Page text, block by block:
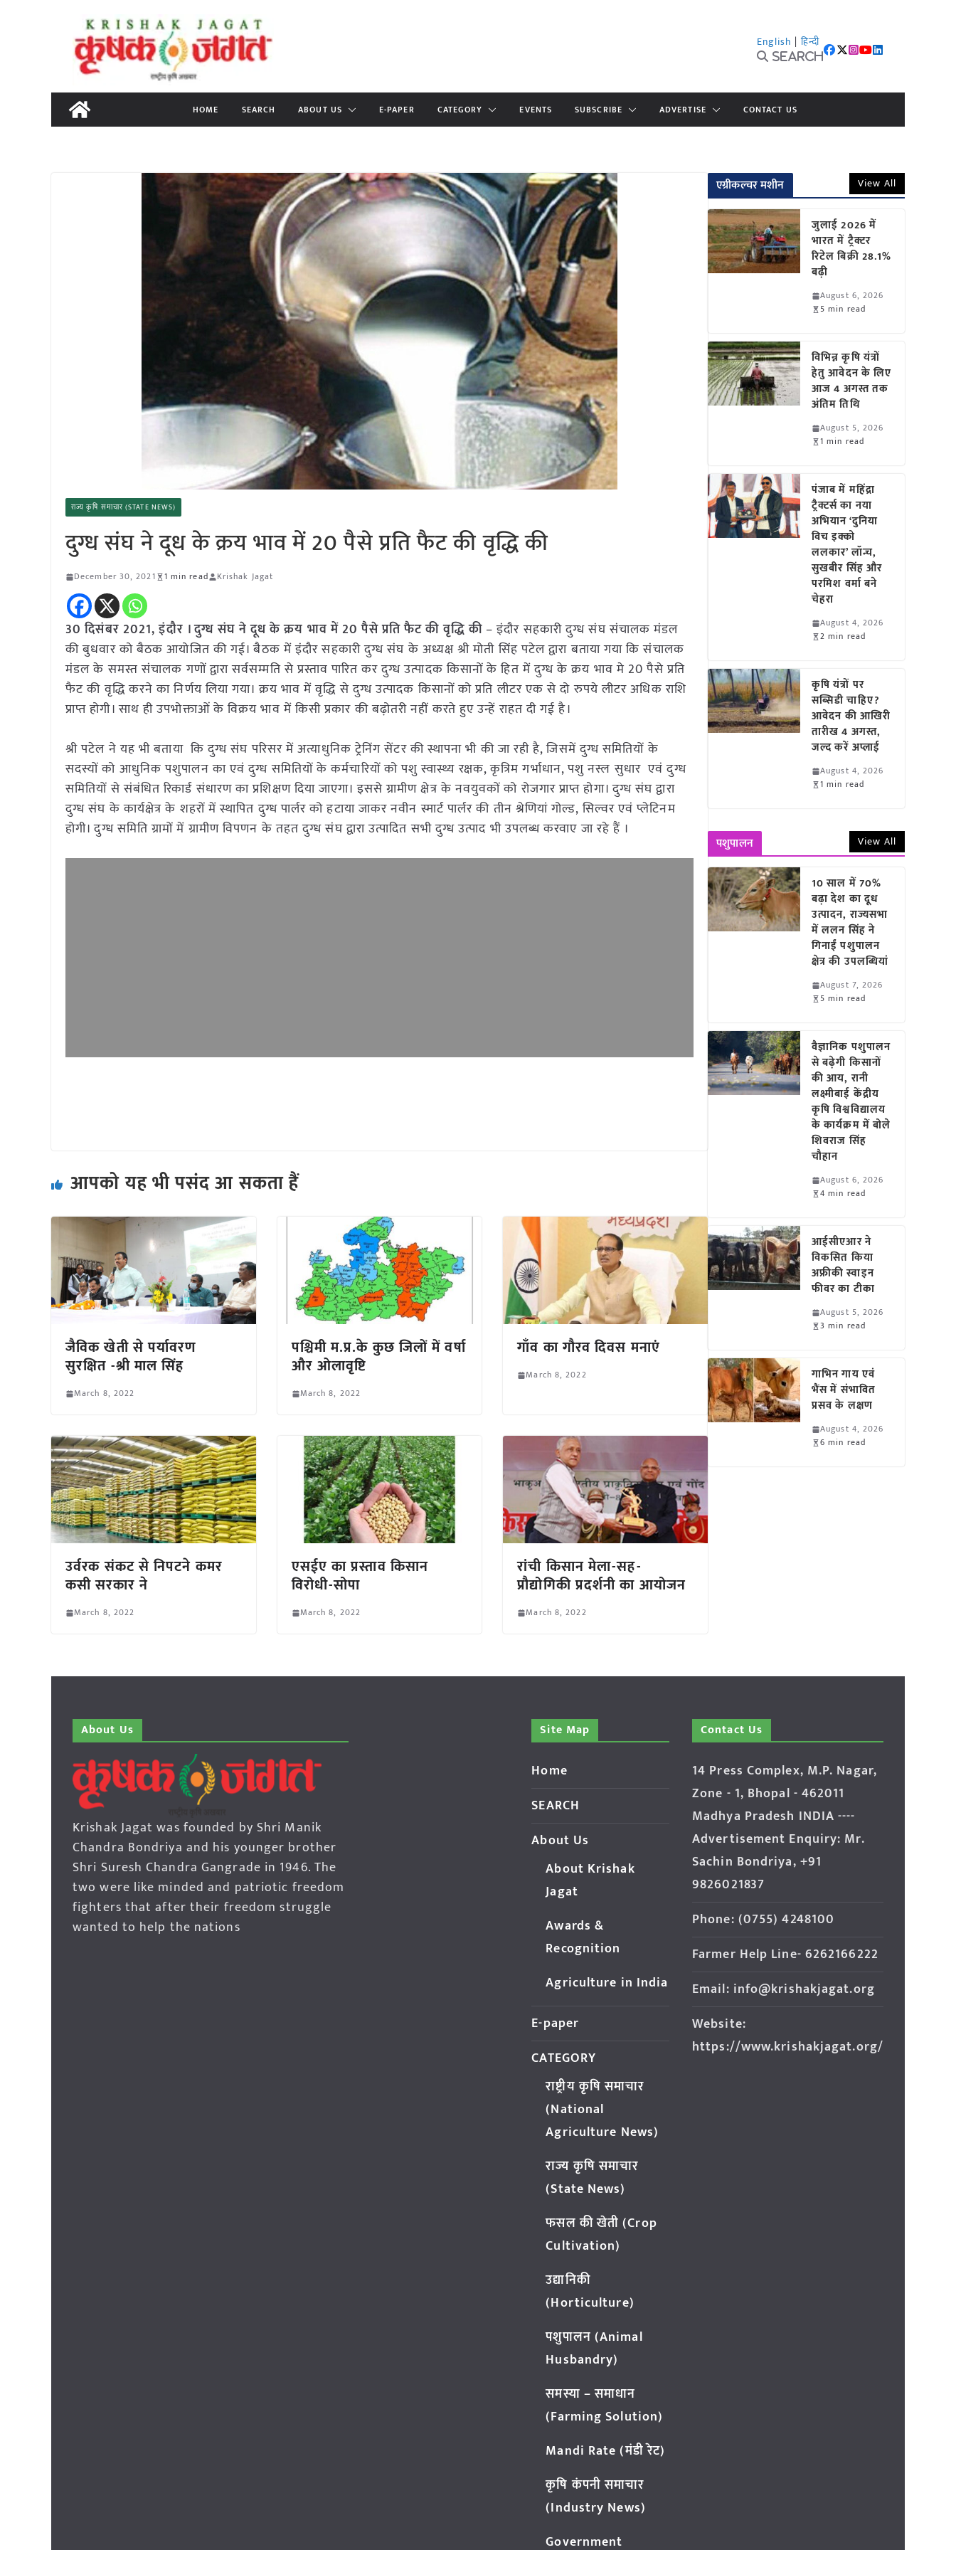
content
English | हिन्दी
Search
HOME SEARCH ABOUT US E-PAPER CATEGORY EVENTS SUBSCRIBE ADVERTISE CONTACT US
राज्य कृषि समाचार (STATE NEWS)
दुग्ध संघ ने दूध के क्रय भाव में 20 पैसे प्रति फैट की वृद्धि की
December 30, 2021 1 min read Krishak Jagat
30 दिसंबर 2021, इंदौर । दुग्ध संघ ने दूध के क्रय भाव में 20 पैसे प्रति फैट की वृद्धि की– इंदौर सहकारी दुग्ध संघ संचालक मंडल
की बुधवार को बैठक आयोजित की गई। बैठक में इंदौर सहकारी दुग्ध संघ के अध्यक्ष श्री मोती सिंह पटेल द्वारा बताया गया कि संचालक
मंडल के समस्त संचालक गणों द्वारा सर्वसम्मति से प्रस्ताव पारित कर दुग्ध उत्पादक किसानों के हित में दुग्ध के क्रय भाव मे 20 पैसे प्रति
फैट की वृद्धि करने का निर्णय लिया गया। क्रय भाव में वृद्धि से दुग्ध उत्पादक किसानों को प्रति लीटर एक से दो रुपये लीटर अधिक राशि
प्राप्त होगी। साथ ही उपभोक्ताओं के विक्रय भाव में किसी प्रकार की बढ़ोतरी नहीं करते हुए उन्हें राहत दी गई है।
श्री पटेल ने यह भी बताया कि दुग्ध संघ परिसर में अत्याधुनिक ट्रेनिंग सेंटर की स्थापना भी की जा रही है, जिसमें दुग्ध समितियों के
सदस्यों को आधुनिक पशुपालन का एवं दुग्ध समितियों के कर्मचारियों को पशु स्वास्थ्य रक्षक, कृत्रिम गर्भाधान, पशु नस्ल सुधार एवं दुग्ध
समितियों से संबंधित रिकार्ड संधारण का प्रशिक्षण दिया जाएगा। इससे ग्रामीण क्षेत्र के नवयुवकों को रोजगार प्राप्त होगा। दुग्ध संघ द्वारा
दुग्ध संघ के कार्यक्षेत्र के शहरों में स्थापित दुग्ध पार्लर को हटाया जाकर नवीन स्मार्ट पार्लर की तीन श्रेणियां गोल्ड, सिल्वर एवं प्लेटिनम
होगी। दुग्ध समिति ग्रामों में ग्रामीण विपणन के तहत दुग्ध संघ द्वारा उत्पादित सभी दुग्ध उत्पाद भी उपलब्ध करवाए जा रहे हैं ।
आपको यह भी पसंद आ सकता हैं
जैविक खेती से पर्यावरण
सुरक्षित -श्री माल सिंह
March 8, 2022
पश्चिमी म.प्र.के कुछ जिलों में वर्षा
और ओलावृष्टि
March 8, 2022
गाँव का गौरव दिवस मनाएं
March 8, 2022
उर्वरक संकट से निपटने कमर
कसी सरकार ने
March 8, 2022
एसईए का प्रस्ताव किसान
विरोधी-सोपा
March 8, 2022
रांची किसान मेला-सह-
प्रौद्योगिकी प्रदर्शनी का आयोजन
March 8, 2022
एग्रीकल्चर मशीन View All
जुलाई 2026 में
भारत में ट्रैक्टर
रिटेल बिक्री 28.1%
बढ़ी
August 6, 2026
5 min read
विभिन्न कृषि यंत्रों
हेतु आवेदन के लिए
आज 4 अगस्त तक
अंतिम तिथि
August 5, 2026
1 min read
पंजाब में महिंद्रा
ट्रैक्टर्स का नया
अभियान ‘दुनिया
विच इक्को
ललकार’ लॉन्च,
सुखबीर सिंह और
परमिश वर्मा बने
चेहरा
August 4, 2026
2 min read
कृषि यंत्रों पर
सब्सिडी चाहिए?
आवेदन की आखिरी
तारीख 4 अगस्त,
जल्द करें अप्लाई
August 4, 2026
1 min read
पशुपालन View All
10 साल में 70%
बढ़ा देश का दूध
उत्पादन, राज्यसभा
में ललन सिंह ने
गिनाईं पशुपालन
क्षेत्र की उपलब्धियां
August 7, 2026
5 min read
वैज्ञानिक पशुपालन
से बढ़ेगी किसानों
की आय, रानी
लक्ष्मीबाई केंद्रीय
कृषि विश्वविद्यालय
के कार्यक्रम में बोले
शिवराज सिंह
चौहान
August 6, 2026
4 min read
आईसीएआर ने
विकसित किया
अफ्रीकी स्वाइन
फीवर का टीका
August 5, 2026
3 min read
गाभिन गाय एवं
भैंस में संभावित
प्रसव के लक्षण
August 4, 2026
6 min read
About Us
Krishak Jagat was founded by Shri Manik
Chandra Bondriya and his younger brother
Shri Suresh Chandra Gangrade in 1946. The
two were like minded and patriotic freedom
fighters that after their freedom struggle
wanted to help the nations
Site Map
Home
SEARCH
About Us
About Krishak
Jagat
Awards &
Recognition
Agriculture in India
E-paper
CATEGORY
राष्ट्रीय कृषि समाचार
(National
Agriculture News)
राज्य कृषि समाचार
(State News)
फसल की खेती (Crop
Cultivation)
उद्यानिकी
(Horticulture)
पशुपालन (Animal
Husbandry)
समस्या – समाधान
(Farming Solution)
Mandi Rate (मंडी रेट)
कृषि कंपनी समाचार
(Industry News)
Government
Contact Us
14 Press Complex, M.P. Nagar,
Zone - 1, Bhopal - 462011
Madhya Pradesh INDIA ----
Advertisement Enquiry: Mr.
Sachin Bondriya, +91
9826021837
Phone: (0755) 4248100
Farmer Help Line- 6262166222
Email: info@krishakjagat.org
Website:
https://www.krishakjagat.org/